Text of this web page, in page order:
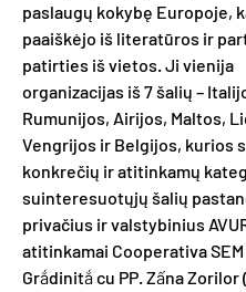
paslaugų kokybę Europoje,
paaiškėjo iš literatūros ir
patirties iš vietos. Ji vienija
organizacijas iš 7 šalių –
Rumunijos, Airijos, Maltos,
Vengrijos ir Belgijos, kurios
konkrečių ir atitinkamų
suinteresuotųjų šalių
privačius ir valstybinius
atitinkamai Cooperativa SEM
Grắdinitắ cu PP. Zấna Zorilor